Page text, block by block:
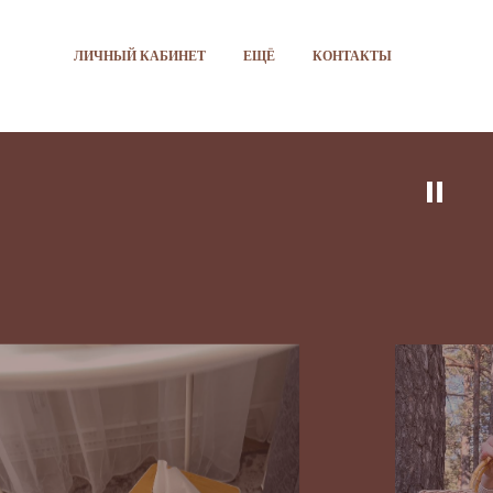
ЛИЧНЫЙ КАБИНЕТ ЕЩЁ КОНТАКТЫ